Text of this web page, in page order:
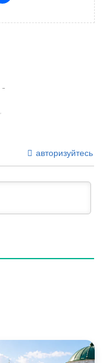
Отправить
авторизуйтесь